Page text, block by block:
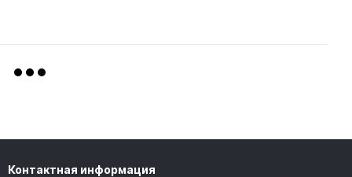
Контактная информация